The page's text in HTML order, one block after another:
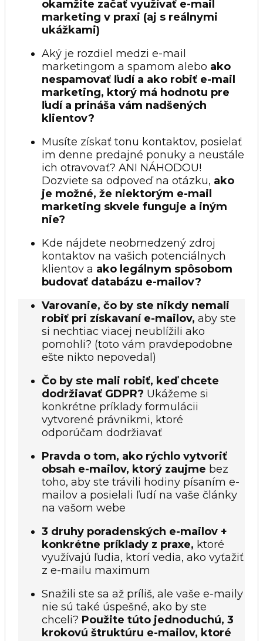
okamžite začať využívať e-mail
marketing v praxi (aj s reálnymi
ukážkami)
Aký je rozdiel medzi e-mail
marketingom a spamom alebo ako
nespamovať ľudí a ako robiť e-mail
marketing, ktorý má hodnotu pre
ľudí a prináša vám nadšených
klientov?
Musíte získať tonu kontaktov, posielať
im denne predajné ponuky a neustále
ich otravovať? ANI NÁHODOU!
Dozviete sa odpoveď na otázku, ako
je možné, že niektorým e-mail
marketing skvele funguje a iným
nie?
Kde nájdete neobmedzený zdroj
kontaktov na vašich potenciálnych
klientov a ako legálnym spôsobom
budovať databázu e-mailov?
Varovanie, čo by ste nikdy nemali
robiť pri získavaní e-mailov, aby ste
si nechtiac viacej neublížili ako
pomohli? (toto vám pravdepodobne
ešte nikto nepovedal)
Čo by ste mali robiť, keď chcete
dodržiavať GDPR? Ukážeme si
konkrétne príklady formulácii
vytvorené právnikmi, ktoré
odporúčam dodržiavať
Pravda o tom, ako rýchlo vytvoriť
obsah e-mailov, ktorý zaujme bez
toho, aby ste trávili hodiny písaním e-
mailov a posielali ľudí na vaše články
na vašom webe
3 druhy poradenských e-mailov +
konkrétne príklady z praxe, ktoré
využívajú ľudia, ktorí vedia, ako vyťažiť
z e-mailu maximum
Snažili ste sa až príliš, ale vaše e-maily
nie sú také úspešné, ako by ste
chceli? Použite túto jednoduchú, 3
krokovú štruktúru e-mailov, ktoré